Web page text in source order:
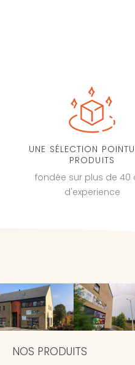
UNE SÉLECTION
PRODUITS
fondée sur plus de 40
d'experience
NOS PRODUITS